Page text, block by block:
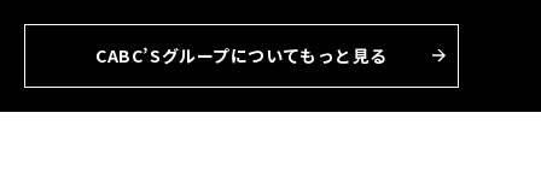
CABC’Sグループについてもっと見る